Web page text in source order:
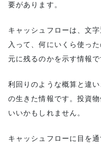
要があります。
キャッシュフローは、文
入って、何にいくら使っ
元に残るのかを示す情報で
利回りのような概算と違
の生きた情報です。投資
いいかもしれません。
キャッシュフローに目を